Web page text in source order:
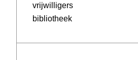
vrijwilligers
bibliotheek